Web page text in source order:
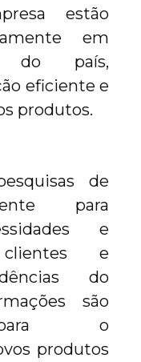
estão
em
do país,
eficiente e
produtos.
de
para
e
e
do
são
para o
produtos